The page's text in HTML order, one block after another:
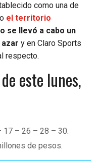
como una de
el territorio
se llevó a cabo un
y en Claro Sports
respecto.
este lunes,
17 – 26 – 28 – 30.
de pesos.